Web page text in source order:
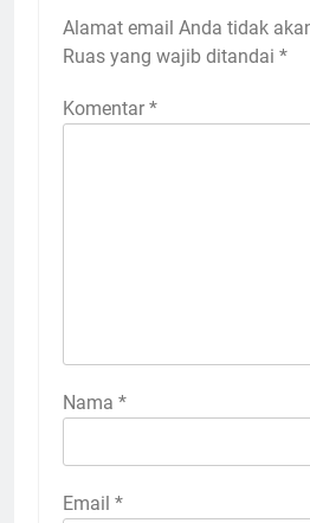
Alamat email Anda tidak
Ruas yang wajib ditandai *
Komentar *
Nama *
Email *